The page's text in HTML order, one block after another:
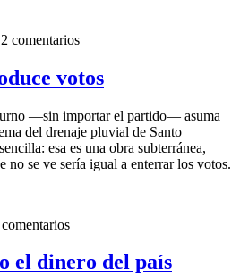
2 comentarios
votos
―sin importar el partido― asuma
del drenaje pluvial de Santo
esa es una obra subterránea,
no se ve sería igual a enterrar los votos.
el dinero del país